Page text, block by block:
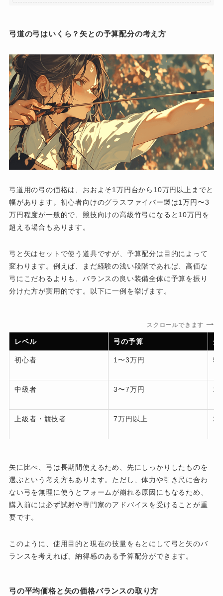
弓道の弓はいくら？矢との予算配分の考え方
弓道用の弓の価格は、おおよそ1万円台から10万円以上までと
幅があります。初心者向けのグラスファイバー製は1万円〜3
万円程度が一般的で、競技向けの高級竹弓になると10万円を
超える場合もあります。
弓と矢はセットで使う道具ですが、予算配分は目的によって
変わります。例えば、まだ経験の浅い段階であれば、高価な
弓にこだわるよりも、バランスの良い装備全体に予算を振り
分けた方が実用的です。以下に一例を挙げます。
スクロールできます
レベル 弓の予算 矢
初心者 1〜3万円 5
中級者 3〜7万円 1
上級者・競技者 7万円以上 2
矢に比べ、弓は長期間使えるため、先にしっかりしたものを
選ぶという考え方もあります。ただし、体力や引き尺に合わ
ない弓を無理に使うとフォームが崩れる原因にもなるため、
購入前には必ず試射や専門家のアドバイスを受けることが重
要です。
このように、使用目的と現在の技量をもとにして弓と矢のバ
ランスを考えれば、納得感のある予算配分ができます。
弓の平均価格と矢の価格バランスの取り方